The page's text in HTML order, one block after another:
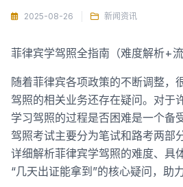
2025-08-26 新闻资讯
菲律宾学驾照全指南（难度解析+
随着菲律宾各项政策的不断调整，
驾照的相关业务还存在疑问。对于
学习驾照的过程是否困难是一个备
驾照考试主要分为笔试和路考两部
详细解析菲律宾学驾照的难度、具
“几天出证能拿到”的核心疑问，助